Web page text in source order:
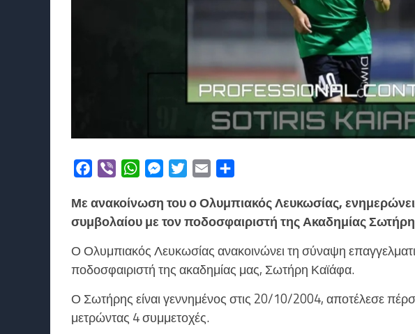
Facebook
Viber WhatsAppMessengerTwitterEmail
Με ανακοίνωση του ο Ολυμπιακός Λευκωσίας,
συμβολαίου με τον ποδοσφαιριστή της Ακαδημίας
Ο Ολυμπιακός Λευκωσίας ανακοινώνει τη σύναψη
ποδοσφαιριστή της ακαδημίας μας, Σωτήρη Καϊάφα.
Ο Σωτήρης είναι γεννημένος στις 20/10/2004, αποτέλεσε
μετρώντας 4 συμμετοχές.